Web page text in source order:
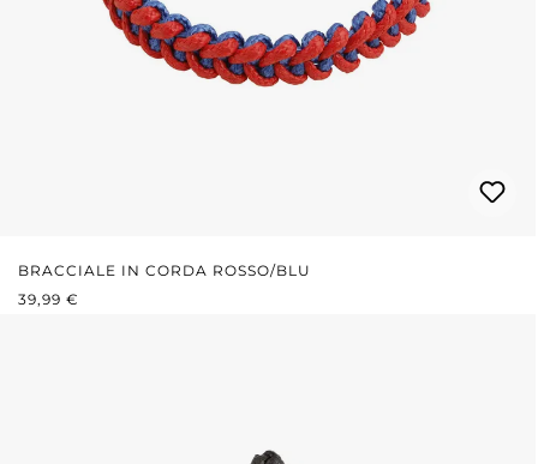
BRACCIALE IN CORDA ROSSO/BLU
PREZZO NORMALE:
39,99 €